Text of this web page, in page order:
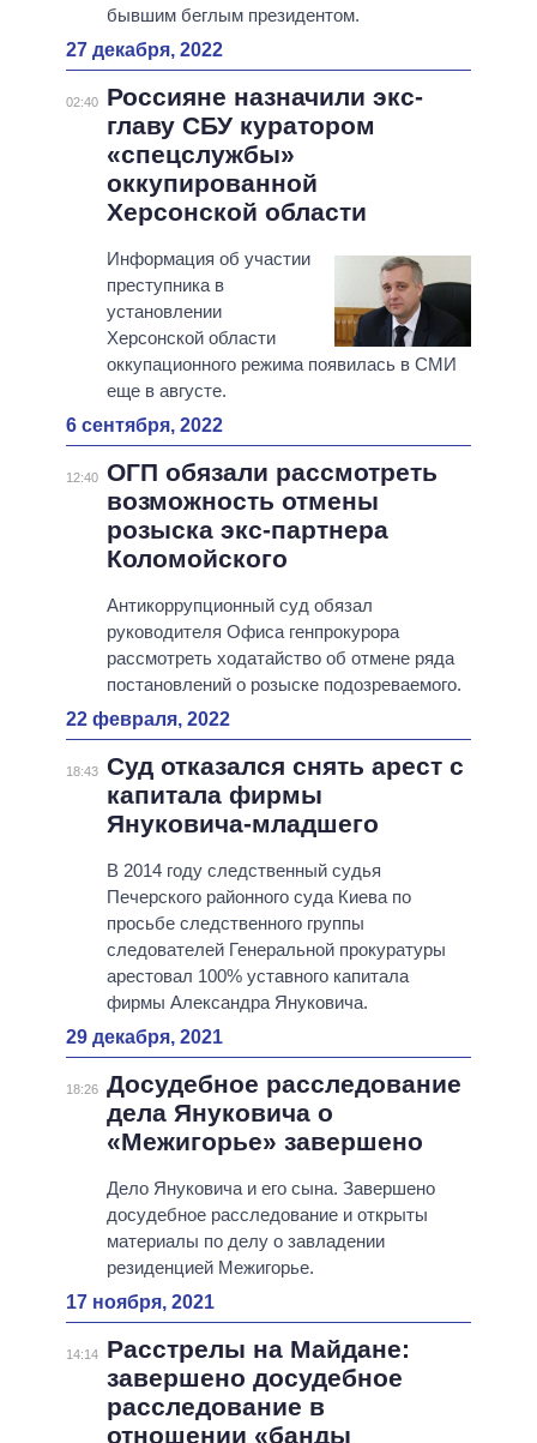
бывшим беглым президентом.
27 декабря, 2022
02:40
Россияне назначили экс-
главу СБУ куратором
«спецслужбы»
оккупированной
Херсонской области
Информация об участии
преступника в
установлении
Херсонской области
оккупационного режима появилась в СМИ
еще в августе.
6 сентября, 2022
12:40 ОГП обязали рассмотреть
возможность отмены
розыска экс-партнера
Коломойского
Антикоррупционный суд обязал
руководителя Офиса генпрокурора
рассмотреть ходатайство об отмене ряда
постановлений о розыске подозреваемого.
22 февраля, 2022
18:43 Суд отказался снять арест с
капитала фирмы
Януковича-младшего
В 2014 году следственный судья
Печерского районного суда Киева по
просьбе следственного группы
следователей Генеральной прокуратуры
арестовал 100% уставного капитала
фирмы Александра Януковича.
29 декабря, 2021
18:26 Досудебное расследование
дела Януковича о
«Межигорье» завершено
Дело Януковича и его сына. Завершено
досудебное расследование и открыты
материалы по делу о завладении
резиденцией Межигорье.
17 ноября, 2021
14:14
Расстрелы на Майдане:
завершено досудебное
расследование в
отношении «банды